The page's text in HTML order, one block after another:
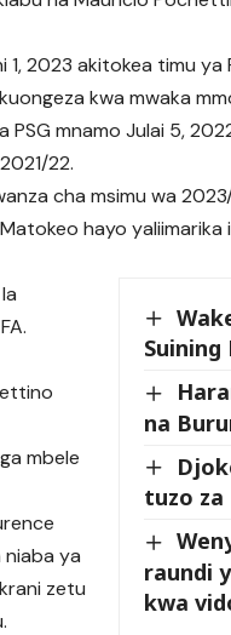
2023 akitokea timu ya
kwa mwaka
mnamo Julai 5,
22.
cha msimu wa
hayo yaliimarika
na
tuzo za
raundi
kwa
mbele
niaba ya
zetu